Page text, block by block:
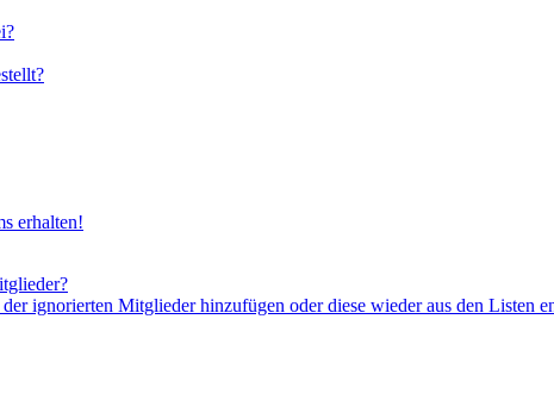
erhalten!
ignorierten Mitglieder hinzufügen oder diese wieder aus den Listen